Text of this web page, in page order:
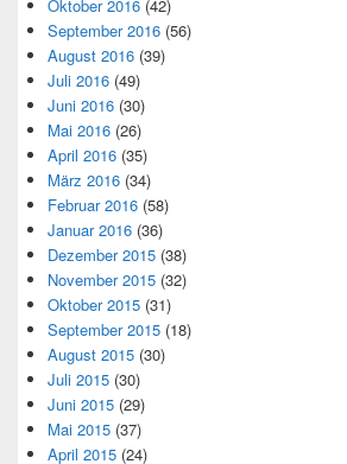
Oktober 2016 (42)
September 2016 (56)
August 2016 (39)
Juli 2016 (49)
Juni 2016 (30)
Mai 2016 (26)
April 2016 (35)
März 2016 (34)
Februar 2016 (58)
Januar 2016 (36)
Dezember 2015 (38)
November 2015 (32)
Oktober 2015 (31)
September 2015 (18)
August 2015 (30)
Juli 2015 (30)
Juni 2015 (29)
Mai 2015 (37)
April 2015 (24)